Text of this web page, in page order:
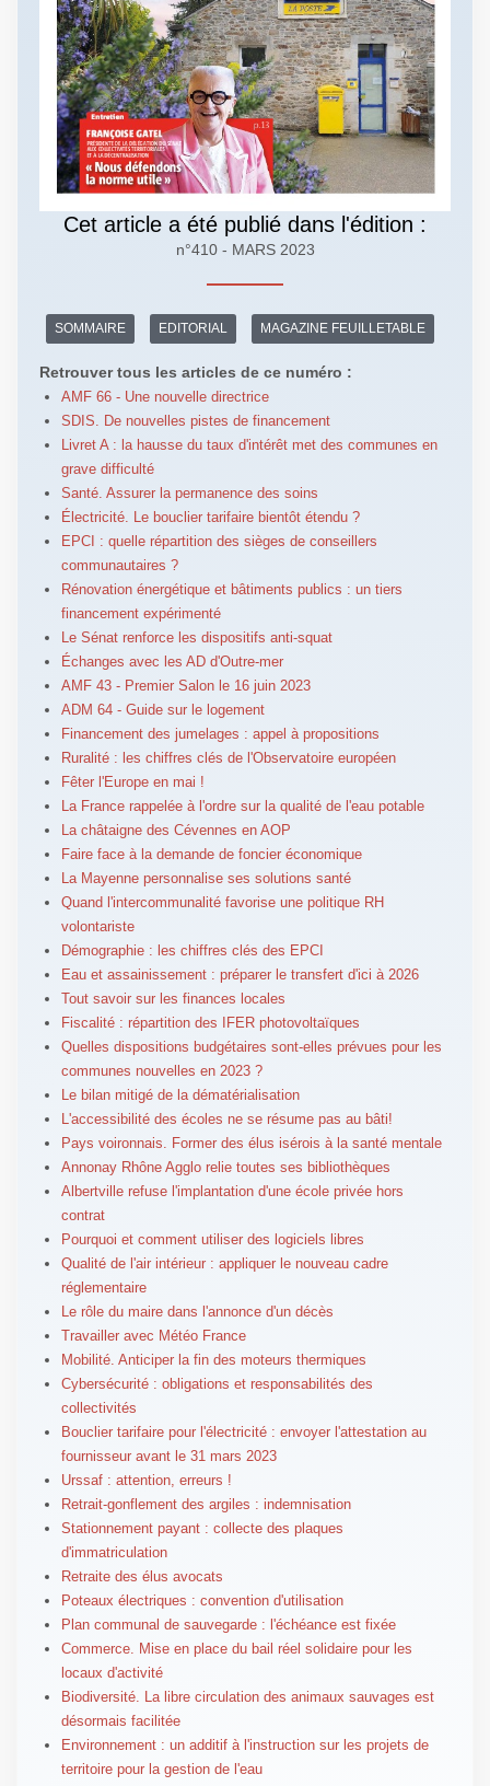
Cet article a été publié dans l'édition :
n°410 - MARS 2023
SOMMAIRE EDITORIAL MAGAZINE FEUILLETABLE
Retrouver tous les articles de ce numéro :
AMF 66 - Une nouvelle directrice
SDIS. De nouvelles pistes de financement
Livret A : la hausse du taux d'intérêt met des communes en
grave difficulté
Santé. Assurer la permanence des soins
Électricité. Le bouclier tarifaire bientôt étendu ?
EPCI : quelle répartition des sièges de conseillers
communautaires ?
Rénovation énergétique et bâtiments publics : un tiers
financement expérimenté
Le Sénat renforce les dispositifs anti-squat
Échanges avec les AD d'Outre-mer
AMF 43 - Premier Salon le 16 juin 2023
ADM 64 - Guide sur le logement
Financement des jumelages : appel à propositions
Ruralité : les chiffres clés de l'Observatoire européen
Fêter l'Europe en mai !
La France rappelée à l'ordre sur la qualité de l'eau potable
La châtaigne des Cévennes en AOP
Faire face à la demande de foncier économique
La Mayenne personnalise ses solutions santé
Quand l'intercommunalité favorise une politique RH
volontariste
Démographie : les chiffres clés des EPCI
Eau et assainissement : préparer le transfert d'ici à 2026
Tout savoir sur les finances locales
Fiscalité : répartition des IFER photovoltaïques
Quelles dispositions budgétaires sont-elles prévues pour les
communes nouvelles en 2023 ?
Le bilan mitigé de la dématérialisation
L'accessibilité des écoles ne se résume pas au bâti!
Pays voironnais. Former des élus isérois à la santé mentale
Annonay Rhône Agglo relie toutes ses bibliothèques
Albertville refuse l'implantation d'une école privée hors
contrat
Pourquoi et comment utiliser des logiciels libres
Qualité de l'air intérieur : appliquer le nouveau cadre
réglementaire
Le rôle du maire dans l'annonce d'un décès
Travailler avec Météo France
Mobilité. Anticiper la fin des moteurs thermiques
Cybersécurité : obligations et responsabilités des
collectivités
Bouclier tarifaire pour l'électricité : envoyer l'attestation au
fournisseur avant le 31 mars 2023
Urssaf : attention, erreurs !
Retrait-gonflement des argiles : indemnisation
Stationnement payant : collecte des plaques
d'immatriculation
Retraite des élus avocats
Poteaux électriques : convention d'utilisation
Plan communal de sauvegarde : l'échéance est fixée
Commerce. Mise en place du bail réel solidaire pour les
locaux d'activité
Biodiversité. La libre circulation des animaux sauvages est
désormais facilitée
Environnement : un additif à l'instruction sur les projets de
territoire pour la gestion de l'eau